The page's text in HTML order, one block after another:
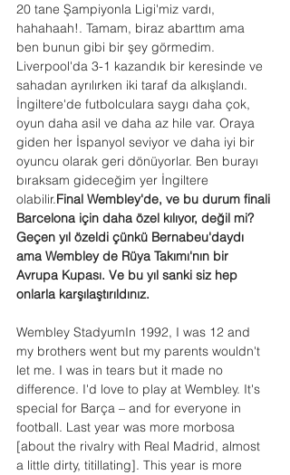
20 tane Şampiyonla Ligi'miz vardı,
hahahaah!. Tamam, biraz abarttım ama
ben bunun gibi bir şey görmedim.
Liverpool'da 3-1 kazandık bir keresinde ve
sahadan ayrılırken iki taraf da alkışlandı.
İngiltere'de futbolculara saygı daha çok,
oyun daha asil ve daha az hile var. Oraya
giden her İspanyol seviyor ve daha iyi bir
oyuncu olarak geri dönüyorlar. Ben burayı
bıraksam gideceğim yer İngiltere
olabilir.Final Wembley'de, ve bu durum finali
Barcelona için daha özel kılıyor, değil mi?
Geçen yıl özeldi çünkü Bernabeu'daydı
ama Wembley de Rüya Takımı'nın bir
Avrupa Kupası. Ve bu yıl sanki siz hep
onlarla karşılaştırıldınız.
Wembley StadyumIn 1992, I was 12 and
my brothers went but my parents wouldn't
let me. I was in tears but it made no
difference. I'd love to play at Wembley. It's
special for Barça – and for everyone in
football. Last year was more morbosa
[about the rivalry with Real Madrid, almost
a little dirty, titillating]. This year is more